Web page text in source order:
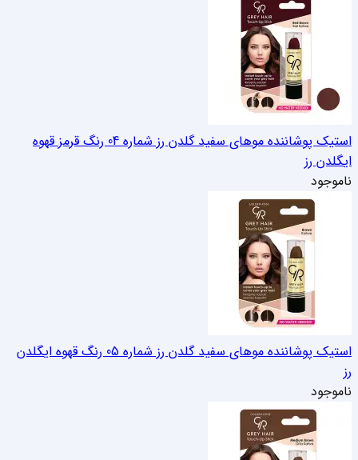
استیک پوشاننده موهای سفید گلدن رز شماره 04 رنگ قرمز قهوه
ایگلدن رز
ناموجود
استیک پوشاننده موهای سفید گلدن رز شماره 05 رنگ قهوه ای
گلدن
رز
ناموجود